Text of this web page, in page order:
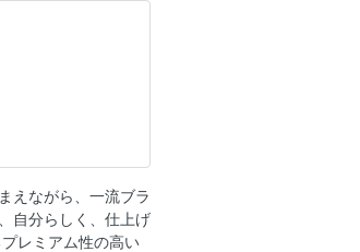
ーディネイト
トライトン
ライン・ジムニ
えながら、一流ブラ
自分らしく、仕上げ
レミアム性の高い